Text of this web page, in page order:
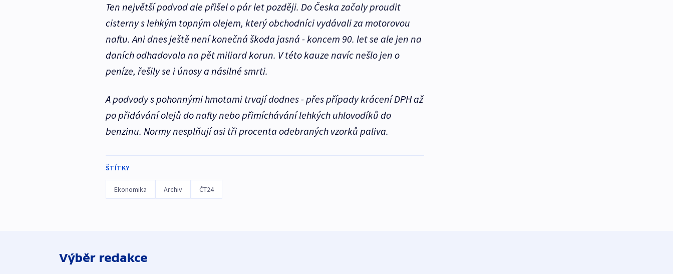
Ten největší podvod ale přišel o pár let později. Do Česka začaly proudit
cisterny s lehkým topným olejem, který obchodníci vydávali za motorovou
naftu. Ani dnes ještě není konečná škoda jasná - koncem 90. let se ale jen na
daních odhadovala na pět miliard korun. V této kauze navíc nešlo jen o
peníze, řešily se i únosy a násilné smrti.
A podvody s pohonnými hmotami trvají dodnes - přes případy krácení DPH až
po přidávání olejů do nafty nebo přimíchávání lehkých uhlovodíků do
benzinu. Normy nesplňují asi tři procenta odebraných vzorků paliva.
ŠTÍTKY
Ekonomika Archiv ČT24
Výběr redakce